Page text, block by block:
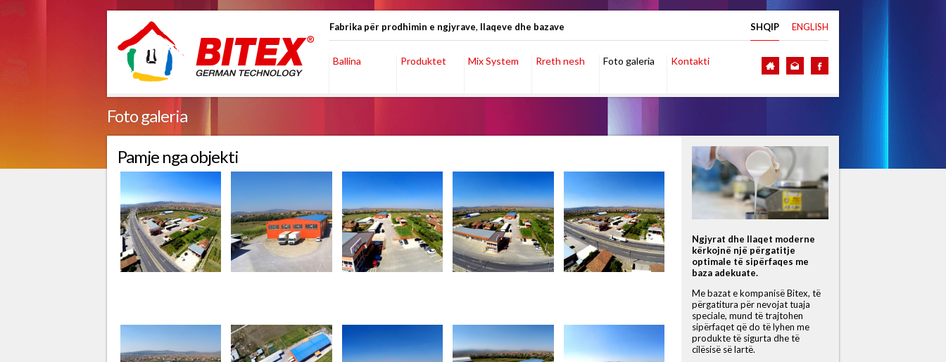
Fabrika për prodhimin e ngjyrave, llaqeve dhe bazave SHQIP ENGLISH
Ballina Produktet Mix System Rreth nesh Foto galeria Kontakti
Foto galeria
Pamje nga objekti
Ngjyrat dhe llaqet moderne
kërkojnë një përgatitje
optimale të sipërfaqes me
baza adekuate.
Me bazat e kompanisë Bitex, të
përgatitura për nevojat tuaja
speciale, mund të trajtohen
sipërfaqet që do të lyhen me
produkte të sigurta dhe të
cilësisë së lartë.